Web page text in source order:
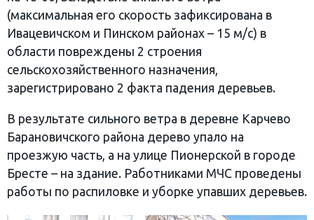
(максимальная его скорость зафиксирована в
Ивацевичском и Пинском районах – 15 м/с) в
области повреждены 2 строения
сельскохозяйственного назначения,
зарегистрировано 2 факта падения деревьев.
В результате сильного ветра в деревне Карчево
Барановичского района дерево упало на
проезжую часть, а на улице Пионерской в городе
Бресте – на здание. Работниками МЧС проведены
работы по распиловке и уборке упавших деревьев.